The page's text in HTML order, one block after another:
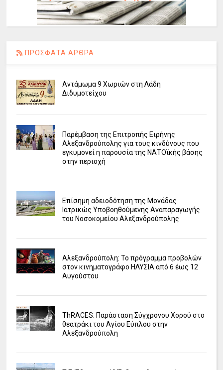
ΠΡΟΣΦΑΤΑ ΑΡΘΡΑ
Αντάμωμα 9 Χωριών στη Λάδη
Διδυμοτείχου
Παρέμβαση της Επιτροπής Ειρήνης
Αλεξανδρούπολης για τους κινδύνους που
εγκυμονεί η παρουσία της ΝΑΤΟϊκής βάσης
στην περιοχή
Επίσημη αδειοδότηση της Μονάδας
Ιατρικώς Υποβοηθούμενης Αναπαραγωγής
του Νοσοκομείου Αλεξανδρούπολης
Αλεξανδρούπολη: Το πρόγραμμα προβολών
στον κινηματογράφο ΗΛΥΣΙΑ από 6 έως 12
Αυγούστου
ΤhRACES: Παράσταση Σύγχρονου Χορού στο
θεατράκι του Αγίου Εύπλου στην
Αλεξανδρούπολη